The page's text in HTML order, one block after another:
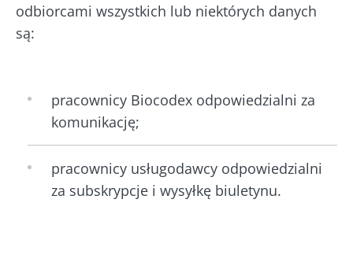
odbiorcami wszystkich lub niektórych danych
są:
pracownicy Biocodex odpowiedzialni za
komunikację;
pracownicy usługodawcy odpowiedzialni
za subskrypcje i wysyłkę biuletynu.